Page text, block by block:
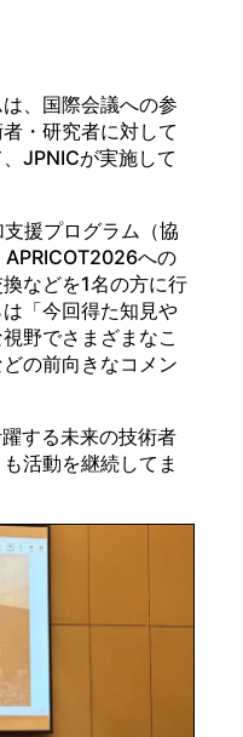
、国際会議への参
・研究者に対して
JPNICが実施して
援プログラム（協
への
などを1名の方に行
「今回得た知見や
野でさまざまなこ
の前向きなコメン
する未来の技術者
活動を継続してま